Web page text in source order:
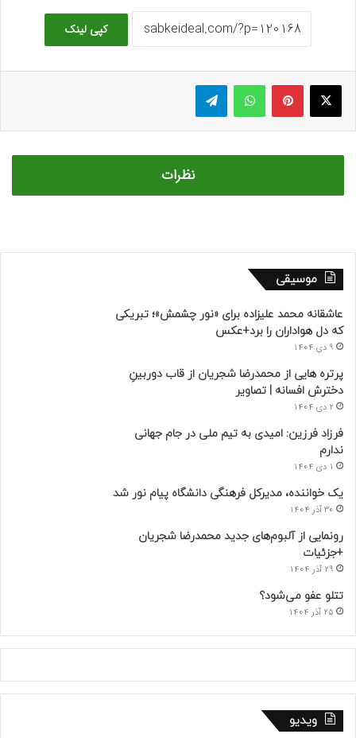
کپی لینک
ایکس پینتریستواتس آپ تلگرام
نظرات
موسیقی
عاشقانه محمد علیزاده برای «نور چشمش»؛ تبریکی
که دل هواداران را برد+عکس
9 دی 1404
پرتره هایی از محمدرضا شجریان از قاب دوربینِ
دخترش افسانه | تصاویر
2 دی 1404
فرزاد فرزین: امیدی به تیم ملی در جام جهانی
ندارم
1 دی 1404
یک خواننده، مدیرکل فرهنگی دانشگاه پیام نور شد
30 آذر 1404
رونمایی از آلبوم‌های جدید محمدرضا شجریان
+جزئیات
29 آذر 1404
تتلو عفو می‌شود؟
25 آذر 1404
ویدیو